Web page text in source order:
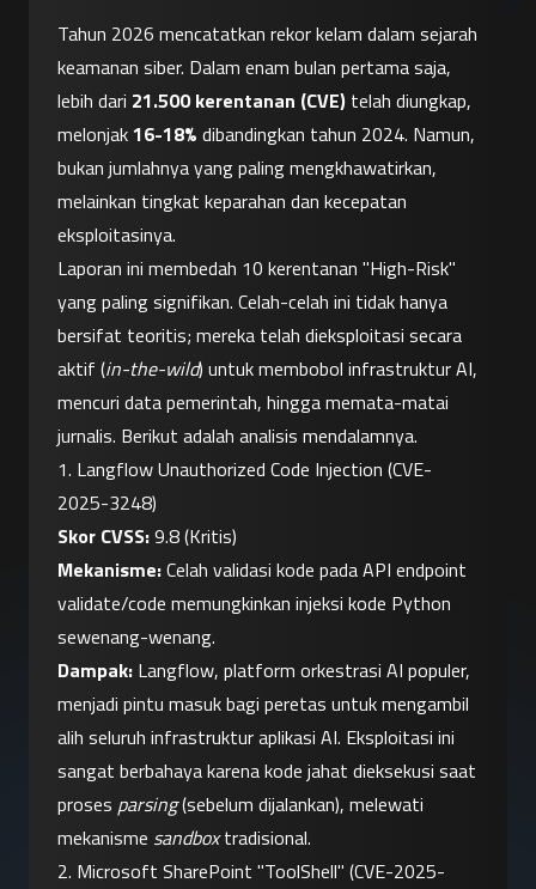
Tahun 2026 mencatatkan rekor kelam dalam sejarah
keamanan siber. Dalam enam bulan pertama saja,
lebih dari 21.500 kerentanan (CVE) telah diungkap,
melonjak 16-18% dibandingkan tahun 2024. Namun,
bukan jumlahnya yang paling mengkhawatirkan,
melainkan tingkat keparahan dan kecepatan
eksploitasinya.
Laporan ini membedah 10 kerentanan "High-Risk"
yang paling signifikan. Celah-celah ini tidak hanya
bersifat teoritis; mereka telah dieksploitasi secara
aktif (in-the-wild) untuk membobol infrastruktur AI,
mencuri data pemerintah, hingga memata-matai
jurnalis. Berikut adalah analisis mendalamnya.
1. Langflow Unauthorized Code Injection (CVE-
2025-3248)
Skor CVSS: 9.8 (Kritis)
Mekanisme: Celah validasi kode pada API endpoint
validate/code memungkinkan injeksi kode Python
sewenang-wenang.
Dampak: Langflow, platform orkestrasi AI populer,
menjadi pintu masuk bagi peretas untuk mengambil
alih seluruh infrastruktur aplikasi AI. Eksploitasi ini
sangat berbahaya karena kode jahat dieksekusi saat
proses parsing (sebelum dijalankan), melewati
mekanisme sandbox tradisional.
2. Microsoft SharePoint "ToolShell" (CVE-2025-